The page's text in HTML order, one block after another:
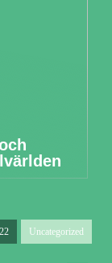
Uncategorized